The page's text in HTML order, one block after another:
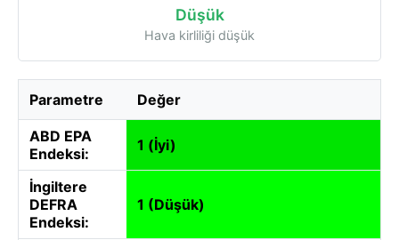
Düşük
Hava kirliliği düşük
Parametre Değer
ABD EPA
Endeksi:
1 (İyi)
İngiltere
DEFRA
Endeksi:
1 (Düşük)